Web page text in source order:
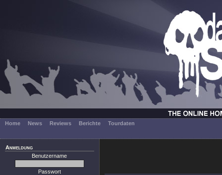
Home News Reviews Berichte Tourdaten
Anmeldung
Benutzername
Passwort